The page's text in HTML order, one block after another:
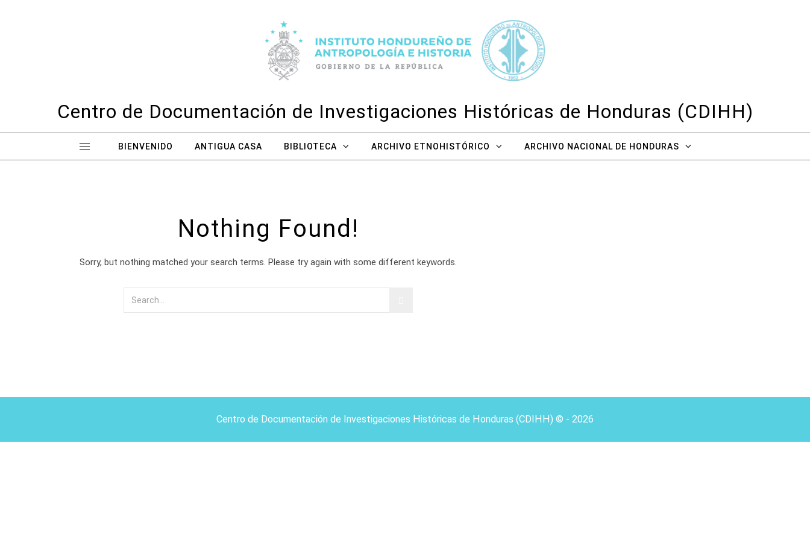
Centro de Documentación de Investigaciones Históricas de Honduras (CDIHH)
BIENVENIDO ANTIGUA CASA BIBLIOTECA ARCHIVO ETNOHISTÓRICO ARCHIVO NACIONAL DE HONDURAS
Nothing Found!
Sorry, but nothing matched your search terms. Please try again with some different keywords.
Centro de Documentación de Investigaciones Históricas de Honduras (CDIHH) © - 2026